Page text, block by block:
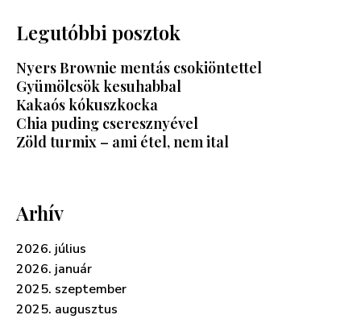
Legutóbbi posztok
Nyers Brownie mentás csokiöntettel
Gyümölcsök kesuhabbal
Kakaós kókuszkocka
Chia puding cseresznyével
Zöld turmix – ami étel, nem ital
Arhív
2026. július
2026. január
2025. szeptember
2025. augusztus